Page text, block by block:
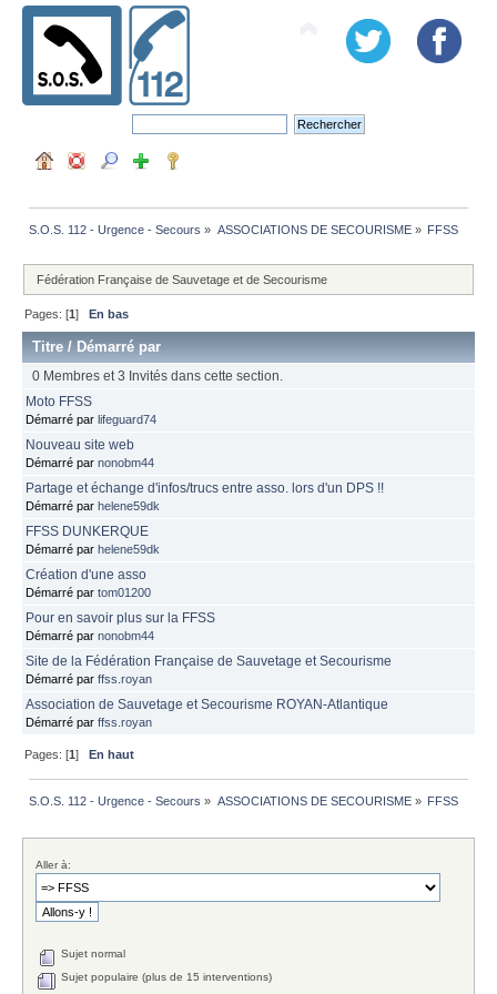
S.O.S. 112 - Urgence - Secours » ASSOCIATIONS DE SECOURISME» FFSS
Fédération Française de Sauvetage et de Secourisme
Pages: [1]En bas
Titre / Démarré par
0 Membres et 3 Invités dans cette section.
Moto FFSS
Démarré par lifeguard74
Nouveau site web
Démarré par nonobm44
Partage et échange d'infos/trucs entre asso. lors d'un DPS !!
Démarré par helene59dk
FFSS DUNKERQUE
Démarré par helene59dk
Création d'une asso
Démarré par tom01200
Pour en savoir plus sur la FFSS
Démarré par nonobm44
Site de la Fédération Française de Sauvetage et Secourisme
Démarré par ffss.royan
Association de Sauvetage et Secourisme ROYAN-Atlantique
Démarré par ffss.royan
Pages: [1]En haut
S.O.S. 112 - Urgence - Secours » ASSOCIATIONS DE SECOURISME» FFSS
Aller à:
Sujet normal
Sujet populaire (plus de 15 interventions)